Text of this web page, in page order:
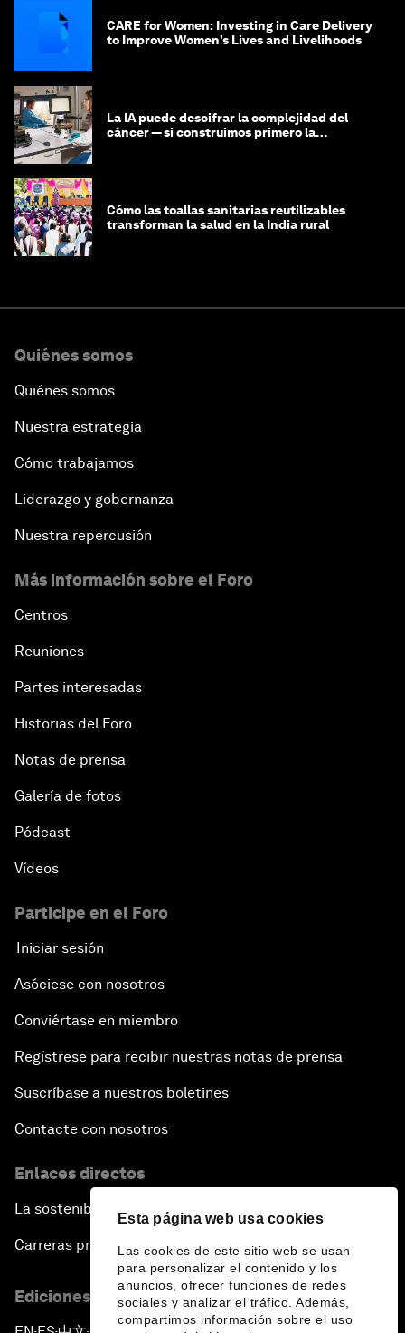
Esta página web usa cookies
Las cookies de este sitio web se usan
para personalizar el contenido y los
anuncios, ofrecer funciones de redes
sociales y analizar el tráfico. Además,
compartimos información sobre el uso
CARE for Women: Investing in Care Delivery
to Improve Women’s Lives and Livelihoods
La IA puede descifrar la complejidad del
cáncer — si construimos primero la
Cómo las toallas sanitarias reutilizables
transforman la salud en la India rural
Quiénes somos
Quiénes somos
Nuestra estrategia
Cómo trabajamos
Liderazgo y gobernanza
Nuestra repercusión
Más información sobre el Foro
Centros
Reuniones
Partes interesadas
Historias del Foro
Notas de prensa
Galería de fotos
Pódcast
Vídeos
Participe en el Foro
Iniciar sesión
Asóciese con nosotros
Conviértase en miembro
Regístrese para recibir nuestras notas de prensa
Suscríbase a nuestros boletines
Contacte con nosotros
Enlaces directos
La sostenibilidad en el Foro
Carreras profesionales
Ediciones en otros idiomas
▪ ▪ ▪